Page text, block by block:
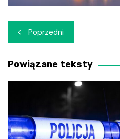
Nawigacja
wpisu
Poprzedni
Powiązane teksty